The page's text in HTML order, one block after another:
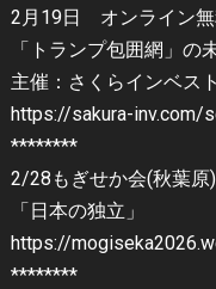
2月19日 オンライン無
「トランプ包囲網」の
主催：さくらインベスト
https://sakura-inv.com/
********
2/28もぎせか会(秋葉原)
「日本の独立」
https://
********